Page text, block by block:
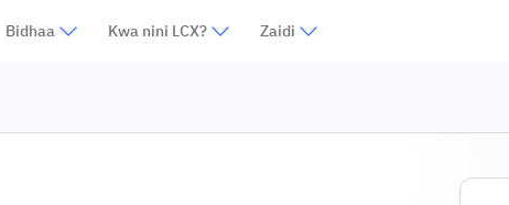
Bidhaa Kwa nini LCX? Zaidi